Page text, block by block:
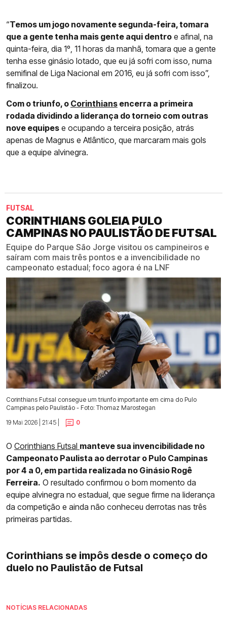
“Temos um jogo novamente segunda-feira, tomara
que a gente tenha mais gente aqui dentro e afinal, na
quinta-feira, dia 1º, 11 horas da manhã, tomara que a gente
tenha esse ginásio lotado, que eu já sofri com isso, numa
semifinal de Liga Nacional em 2016, eu já sofri com isso”,
finalizou.
Com o triunfo, o Corinthians encerra a primeira
rodada dividindo a liderança do torneio com outras
nove equipes e ocupando a terceira posição, atrás
apenas de Magnus e Atlântico, que marcaram mais gols
que a equipe alvinegra.
FUTSAL
CORINTHIANS GOLEIA PULO
CAMPINAS NO PAULISTÃO DE FUTSAL
Equipe do Parque São Jorge visitou os campineiros e
saíram com mais três pontos e a invencibilidade no
campeonato estadual; foco agora é na LNF
Corinthians Futsal consegue um triunfo importante em cima do Pulo
Campinas pelo Paulistão - Foto: Thomaz Marostegan
19 Mai 2026 | 21:45 |
0
O Corinthians Futsal manteve sua invencibilidade no
Campeonato Paulista ao derrotar o Pulo Campinas
por 4 a 0, em partida realizada no Ginásio Rogê
Ferreira. O resultado confirmou o bom momento da
equipe alvinegra no estadual, que segue firme na liderança
da competição e ainda não conheceu derrotas nas três
primeiras partidas.
Corinthians se impôs desde o começo do
duelo no Paulistão de Futsal
NOTÍCIAS RELACIONADAS